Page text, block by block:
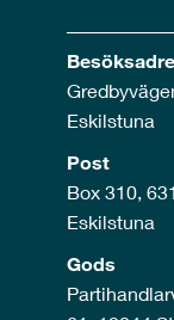
Eskilstuna
Post
Box 310,
Eskilstuna
Gods